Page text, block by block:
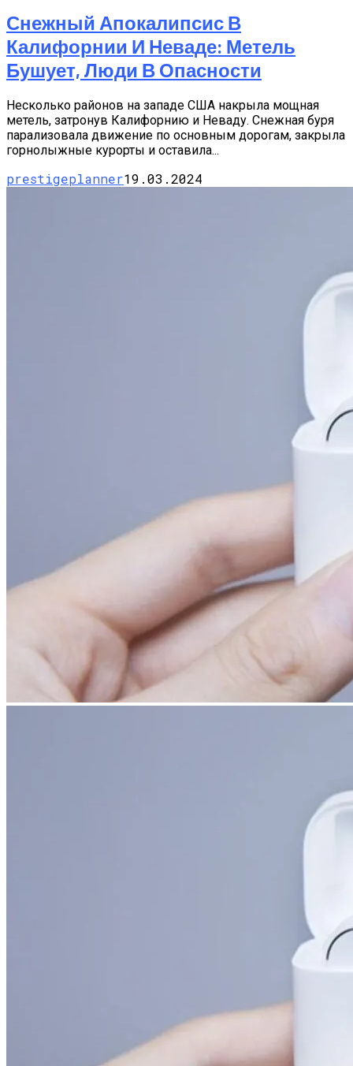
Снежный Апокалипсис В
Калифорнии И Неваде: Метель
Бушует, Люди В Опасности
Несколько районов на западе США накрыла мощная
метель, затронув Калифорнию и Неваду. Снежная буря
парализовала движение по основным дорогам, закрыла
горнолыжные курорты и оставила...
prestigeplanner19.03.2024